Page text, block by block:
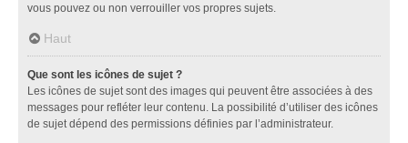
vous pouvez ou non verrouiller vos propres sujets.
Haut
Que sont les icônes de sujet ?
Les icônes de sujet sont des images qui peuvent être associées à des
messages pour refléter leur contenu. La possibilité d’utiliser des icônes
de sujet dépend des permissions définies par l’administrateur.